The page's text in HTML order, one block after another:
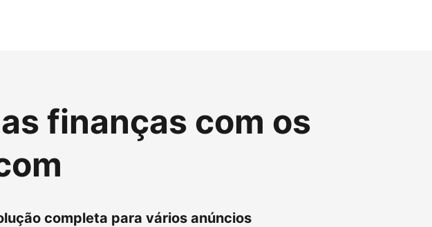
finanças com os
completa para vários anúncios